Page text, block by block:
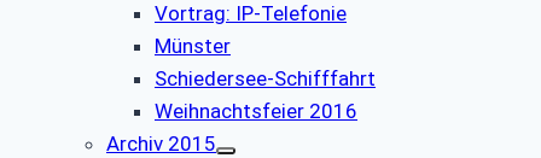
Vor­trag: IP-Te­le­fo­nie
Münster
Schiedersee-Schifffahrt
Weihnachtsfeier 2016
Archiv 2015